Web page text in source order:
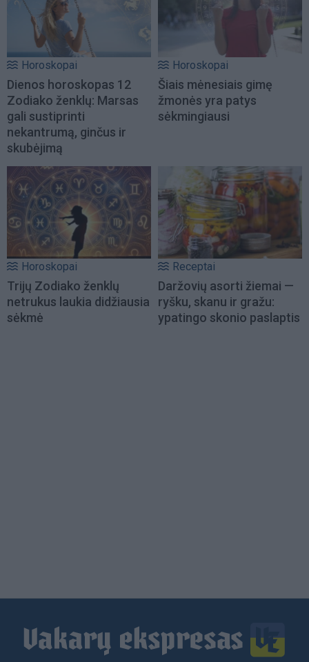
Horoskopai
Dienos horoskopas 12
Zodiako ženklų: Marsas
gali sustiprinti
nekantrumą, ginčus ir
skubėjimą
Horoskopai
Šiais mėnesiais gimę
žmonės yra patys
sėkmingiausi
Horoskopai
Trijų Zodiako ženklų
netrukus laukia didžiausia
sėkmė
Receptai
Daržovių asorti žiemai —
ryšku, skanu ir gražu:
ypatingo skonio paslaptis